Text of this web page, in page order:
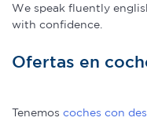
We speak fluently
with confidence.
Ofertas en
Tenemos coches con